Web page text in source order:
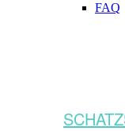
FAQ